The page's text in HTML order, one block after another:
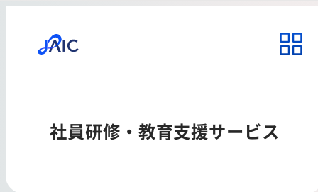
社員研修・教育支援サービス